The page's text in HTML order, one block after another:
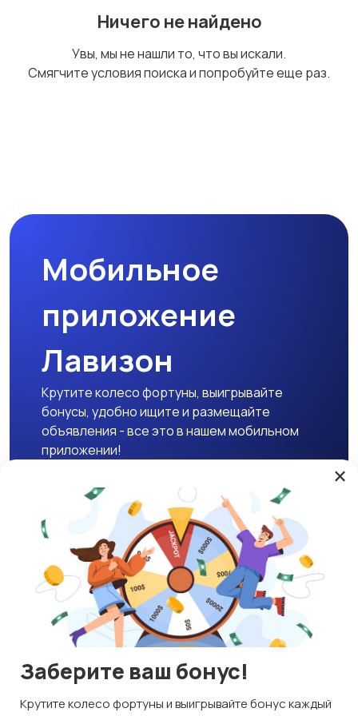
Ничего не найдено
Увы, мы не нашли то, что вы искали.
Смягчите условия поиска и попробуйте еще раз.
Мобильное
приложение
Лавизон
Крутите колесо фортуны, выигрывайте
бонусы, удобно ищите и размещайте
объявления - все это в нашем мобильном
приложении!
Скачать APK
Магазины Блог
О нас
Служба поддержки
☕ Поддержать проект
ИНН 592109881601
Используем куки и рекомендательные технологии
×
Заберите ваш бонус!
Крутите колесо фортуны и выигрывайте бонус каждый